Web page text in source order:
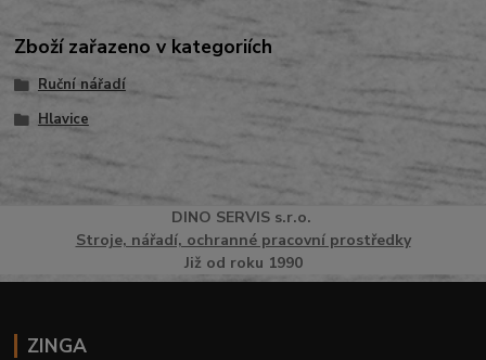
Zboží zařazeno v kategoriích
Ruční nářadí
Hlavice
DINO SERVISs.r.o.
Stroje, nářadí, ochranné pracovní prostředky
Již od roku 1990
ZINGA